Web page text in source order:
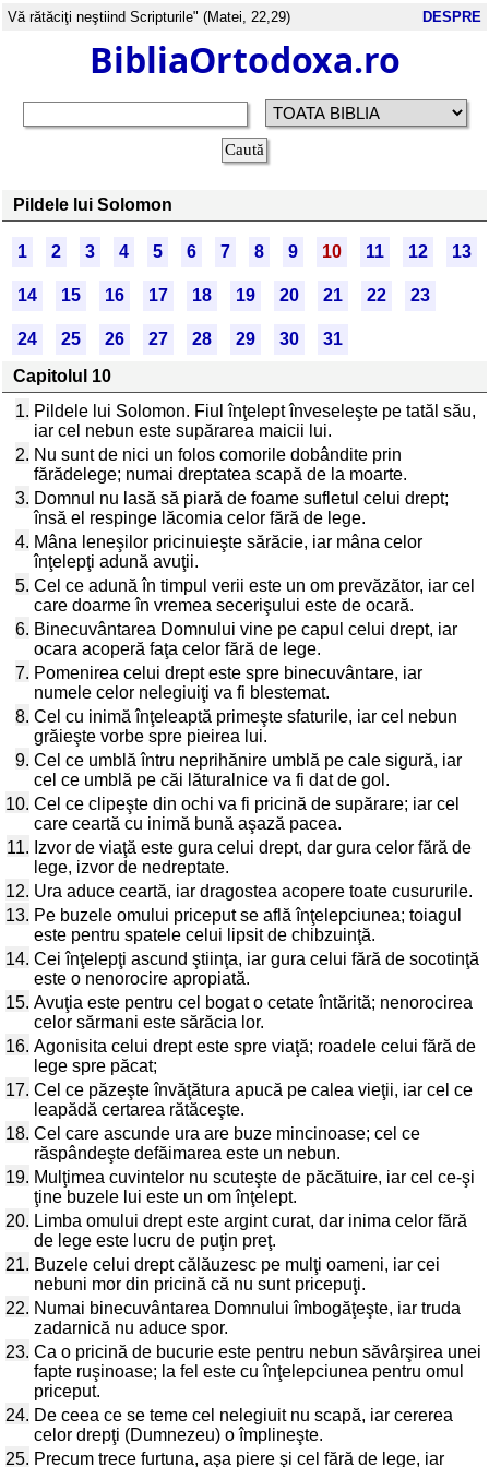
Vă rătăciţi neştiind Scripturile" (Matei, 22,29) DESPRE
BibliaOrtodoxa.ro
Pildele lui Solomon
1 2 3 4 5 6 7 8 9 10 11 12 13
14 15 16 17 18 19 20 21 22 23
24 25 26 27 28 29 30
31
Capitolul 10
1. Pildele lui Solomon. Fiul înţelept înveseleşte pe tatăl său,
iar cel nebun este supărarea maicii lui.
2. Nu sunt de nici un folos comorile dobândite prin
fărădelege; numai dreptatea scapă de la moarte.
3. Domnul nu lasă să piară de foame sufletul celui drept;
însă el respinge lăcomia celor fără de lege.
4. Mâna leneşilor pricinuieşte sărăcie, iar mâna celor
înţelepţi adună avuţii.
5. Cel ce adună în timpul verii este un om prevăzător, iar cel
care doarme în vremea secerişului este de ocară.
6. Binecuvântarea Domnului vine pe capul celui drept, iar
ocara acoperă faţa celor fără de lege.
7. Pomenirea celui drept este spre binecuvântare, iar
numele celor nelegiuiţi va fi blestemat.
8. Cel cu inimă înţeleaptă primeşte sfaturile, iar cel nebun
grăieşte vorbe spre pieirea lui.
9. Cel ce umblă întru neprihănire umblă pe cale sigură, iar
cel ce umblă pe căi lăturalnice va fi dat de gol.
10. Cel ce clipeşte din ochi va fi pricină de supărare; iar cel
care ceartă cu inimă bună aşază pacea.
11. Izvor de viaţă este gura celui drept, dar gura celor fără de
lege, izvor de nedreptate.
12. Ura aduce ceartă, iar dragostea acopere toate cusururile.
13. Pe buzele omului priceput se află înţelepciunea; toiagul
este pentru spatele celui lipsit de chibzuinţă.
14. Cei înţelepţi ascund ştiinţa, iar gura celui fără de socotinţă
este o nenorocire apropiată.
15. Avuţia este pentru cel bogat o cetate întărită; nenorocirea
celor sărmani este sărăcia lor.
16. Agonisita celui drept este spre viaţă; roadele celui fără de
lege spre păcat;
17. Cel ce păzeşte învăţătura apucă pe calea vieţii, iar cel ce
leapădă certarea rătăceşte.
18. Cel care ascunde ura are buze mincinoase; cel ce
răspândeşte defăimarea este un nebun.
19. Mulţimea cuvintelor nu scuteşte de păcătuire, iar cel ce-şi
ţine buzele lui este un om înţelept.
20. Limba omului drept este argint curat, dar inima celor fără
de lege este lucru de puţin preţ.
21. Buzele celui drept călăuzesc pe mulţi oameni, iar cei
nebuni mor din pricină că nu sunt pricepuţi.
22. Numai binecuvântarea Domnului îmbogăţeşte, iar truda
zadarnică nu aduce spor.
23. Ca o pricină de bucurie este pentru nebun săvârşirea unei
fapte ruşinoase; la fel este cu înţelepciunea pentru omul
priceput.
24. De ceea ce se teme cel nelegiuit nu scapă, iar cererea
celor drepţi (Dumnezeu) o împlineşte.
25. Precum trece furtuna, aşa piere şi cel fără de lege, iar